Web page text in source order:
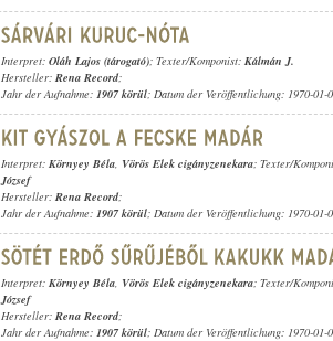
Interpret: Oláh Lajos (tárogató); Texter/Komponist: Kálmán J.
Hersteller: Rena Record;
Jahr der Aufnahme: 1907 körül; Datum der Veröffentlichung: 1970-01-
Interpret: Környey Béla, Vörös Elek cigányzenekara; Texter/
József
Hersteller: Rena Record;
Jahr der Aufnahme: 1907 körül; Datum der Veröffentlichung: 1970-01-
Interpret: Környey Béla, Vörös Elek cigányzenekara; Texter/
József
Hersteller: Rena Record;
Jahr der Aufnahme: 1907 körül; Datum der Veröffentlichung: 1970-01-